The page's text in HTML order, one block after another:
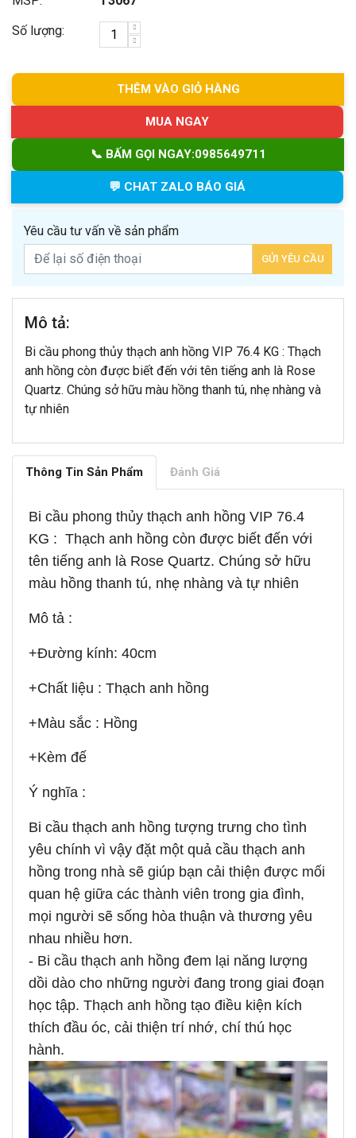
Số lượng:
THÊM VÀO GIỎ HÀNG
MUA NGAY
📞 BẤM GỌI NGAY:0985649711
💬 CHAT ZALO BÁO GIÁ
Yêu cầu tư vấn về sản phẩm
Mô tả:
Bi cầu phong thủy thạch anh hồng VIP 76.4 KG : Thạch
anh hồng còn được biết đến với tên tiếng anh là Rose
Quartz. Chúng sở hữu màu hồng thanh tú, nhẹ nhàng và
tự nhiên
Thông Tin Sản Phẩm Đánh Giá
Bi cầu phong thủy thạch anh hồng VIP 76.4
KG : Thạch anh hồng còn được biết đến với
tên tiếng anh là Rose Quartz. Chúng sở hữu
màu hồng thanh tú, nhẹ nhàng và tự nhiên
Mô tả :
+Đường kính: 40cm
+Chất liệu : Thạch anh hồng
+Màu sắc : Hồng
+Kèm đế
Ý nghĩa :
Bi cầu thạch anh hồng tượng trưng cho tình
yêu chính vì vậy đặt một quả cầu thạch anh
hồng trong nhà sẽ giúp bạn cải thiện được mối
quan hệ giữa các thành viên trong gia đình,
mọi người sẽ sống hòa thuận và thương yêu
nhau nhiều hơn.
- Bi cầu thạch anh hồng đem lại năng lượng
dồi dào cho những người đang trong giai đoạn
học tập. Thạch anh hồng tạo điều kiện kích
thích đầu óc, cải thiện trí nhớ, chí thú học
hành.